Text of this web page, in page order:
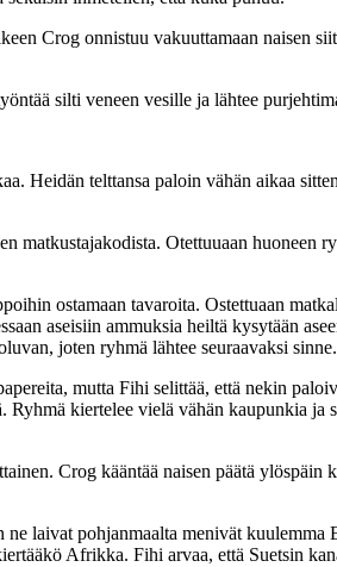
Crog onnistuu vakuuttamaan naisen
silti veneen vesille ja lähtee
Heidän telttansa paloin vähän aikaa
matkustajakodista. Otettuuaan huoneen
ostamaan tavaroita. Ostettuaan
aseisiin ammuksia heiltä kysytään
joten ryhmä lähtee seuraavaksi sinne.
mutta Fihi selittää, että nekin
kiertelee vielä vähän kaupunkia ja
Crog kääntää naisen päätä ylöspäin
laivat pohjanmaalta menivät kuulemma
Afrikka. Fihi arvaa, että Suetsin